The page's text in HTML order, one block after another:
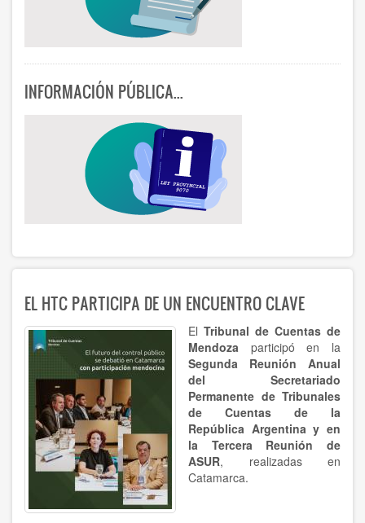
INFORMACIÓN PÚBLICA...
EL HTC PARTICIPA DE UN ENCUENTRO CLAVE
El Tribunal de Cuentas de
Mendoza participó en la
Segunda Reunión Anual
del Secretariado
Permanente de Tribunales
de Cuentas de la
República Argentina y en
la Tercera Reunión de
ASUR, realizadas en
Catamarca.